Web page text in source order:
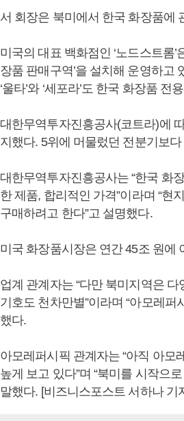
서 회장은 북미에서 한국 화장품에
미국의 대표 백화점인 ‘노드스트롬
장품 판매구역’을 설치해 운영하고
‘울타’와 ‘세포라’도 한국 화장품
대한무역투자진흥공사(코트라)에
지했다. 5위에 머물렀던 전분기보
대한무역투자진흥공사는 “한국 화
한 제품, 합리적인 가격”이라며 “현
구매하려고 한다”고 설명했다.
미국 화장품시장은 연간 45조 원에
업계 관계자는 “다만 북미지역은
기호도 천차만별”이라며 “아모레
했다.
아모레퍼시픽 관계자는 “아직 아
높게 보고 있다”며 “북미를 시작으
말했다. [비즈니스포스트 서하나 기